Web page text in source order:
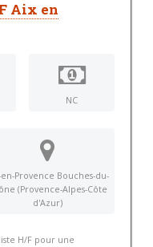
Aix en
NC
Provence Bouches-du-
(Provence-Alpes-Côte
d'Azur)
H/F pour une